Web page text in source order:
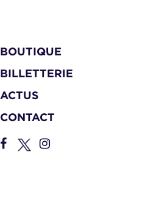
BOUTIQUE
BILLETTERIE
ACTUS
CONTACT